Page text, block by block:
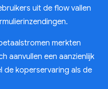
uit de flow vallen
merkten
aanvullen een aanzienlijk
de koperservaring als de